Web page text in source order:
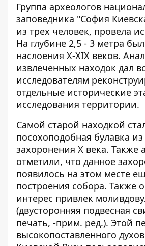
Группа археологов
заповедника "София
из трех человек, провела
На глубине 2,5 - 3 метра
наслоения X-XIX веков.
извлеченных находок дал
исследователям
отдельные исторические
исследования территории.
Самой старой находкой
посохоподобная булавка
захоронения X века. Также
отметили, что данное
появилось на этом месте
построения собора. Также
интерес привлек
(двусторонняя подвесная
печать, -прим. ред.). Этой
высокопоставленного